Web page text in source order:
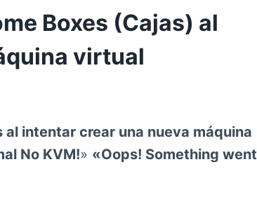
Boxes (Cajas) al
virtual
intentar crear una nueva máquina
No KVM!» «Oops! Something went